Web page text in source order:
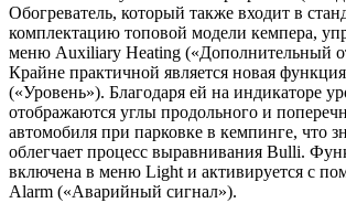
Обогреватель, который также входит в
комплектацию топовой модели кемпера,
меню Auxiliary Heating («Дополнительный
Крайне практичной является новая
(«Уровень»). Благодаря ей на индикаторе
отображаются углы продольного и
автомобиля при парковке в кемпинге, что
облегчает процесс выравнивания Bulli.
включена в меню Light и активируется с
Alarm («Аварийный сигнал»).